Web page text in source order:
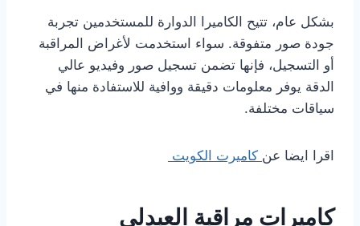
بشكل عام، تتيح الكاميرا الدوارة للمستخدمين تجربة
جودة صور متفوقة. سواء استخدمت لأغراض المراقبة
أو التسجيل، فإنها تضمن تسجيل صور وفيديو عالي
الدقة يوفر معلومات دقيقة ووافية للاستفادة منها في
سياقات مختلفة.
اقرا ايضا عن كاميرت الكويت
كاميرات مراقبة العبدلي